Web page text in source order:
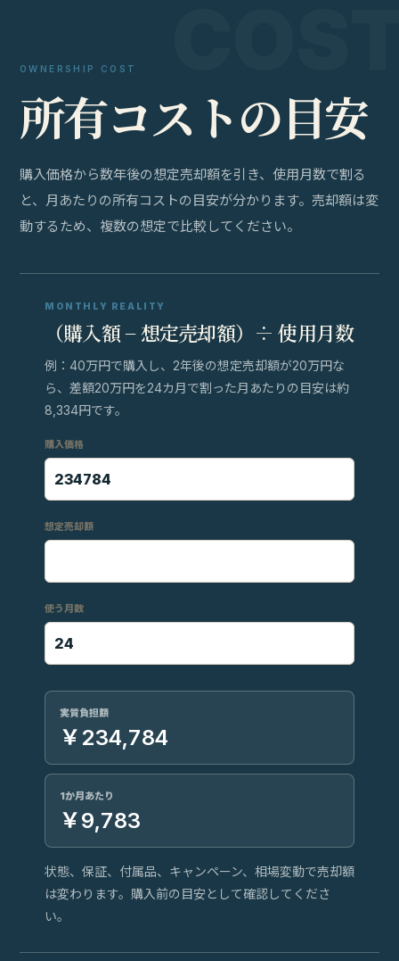
OWNERSHIP COST
所有コス トの目安
購入価格から数年後の想定売却額を引き、使用月数で割る
と、月あたりの所有コストの目安が分かります。売却額は変
動するため、複数の想定で比較してください。
MONTHLY REALITY
（購入額 − 想定売却額）÷ 使用月数
例：40万円で購入し、2年後の想定売却額が20万円な
ら、差額20万円を24カ月で割った月あたりの目安は約
8,334円です。
購入価格
想定売却額
使う月数
実質負担額
￥234,784
1か月あたり
￥9,783
状態、保証、付属品、キャンペーン、相場変動で売却額
は変わります。購入前の目安として確認してくださ
い。